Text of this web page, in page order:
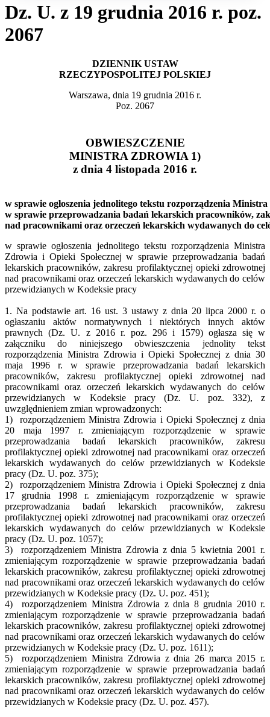
Dz. U. z 19 grudnia 2016 r. poz.
2067
DZIENNIK USTAW
RZECZYPOSPOLITEJ POLSKIEJ
Warszawa, dnia 19 grudnia 2016 r.
Poz. 2067
OBWIESZCZENIE
MINISTRA ZDROWIA 1)
z dnia 4 listopada 2016 r.
w sprawie ogłoszenia jednolitego tekstu rozporządzenia
w sprawie przeprowadzania badań lekarskich pracowników,
nad pracownikami oraz orzeczeń lekarskich wydawanych do
w sprawie ogłoszenia jednolitego tekstu rozporządzenia Ministra
Zdrowia i Opieki Społecznej w sprawie przeprowadzania badań
lekarskich pracowników, zakresu profilaktycznej opieki zdrowotnej
nad pracownikami oraz orzeczeń lekarskich wydawanych do celów
przewidzianych w Kodeksie pracy
1. Na podstawie art. 16 ust. 3 ustawy z dnia 20 lipca 2000 r. o
ogłaszaniu aktów normatywnych i niektórych innych aktów
prawnych (Dz. U. z 2016 r. poz. 296 i 1579) ogłasza się w
załączniku do niniejszego obwieszczenia jednolity tekst
rozporządzenia Ministra Zdrowia i Opieki Społecznej z dnia 30
maja 1996 r. w sprawie przeprowadzania badań lekarskich
pracowników, zakresu profilaktycznej opieki zdrowotnej nad
pracownikami oraz orzeczeń lekarskich wydawanych do celów
przewidzianych w Kodeksie pracy (Dz. U. poz. 332), z
uwzględnieniem zmian wprowadzonych:
1) rozporządzeniem Ministra Zdrowia i Opieki Społecznej z dnia
20 maja 1997 r. zmieniającym rozporządzenie w sprawie
przeprowadzania badań lekarskich pracowników, zakresu
profilaktycznej opieki zdrowotnej nad pracownikami oraz orzeczeń
lekarskich wydawanych do celów przewidzianych w Kodeksie
pracy (Dz. U. poz. 375);
2) rozporządzeniem Ministra Zdrowia i Opieki Społecznej z dnia
17 grudnia 1998 r. zmieniającym rozporządzenie w sprawie
przeprowadzania badań lekarskich pracowników, zakresu
profilaktycznej opieki zdrowotnej nad pracownikami oraz orzeczeń
lekarskich wydawanych do celów przewidzianych w Kodeksie
pracy (Dz. U. poz. 1057);
3) rozporządzeniem Ministra Zdrowia z dnia 5 kwietnia 2001 r.
zmieniającym rozporządzenie w sprawie przeprowadzania badań
lekarskich pracowników, zakresu profilaktycznej opieki zdrowotnej
nad pracownikami oraz orzeczeń lekarskich wydawanych do celów
przewidzianych w Kodeksie pracy (Dz. U. poz. 451);
4) rozporządzeniem Ministra Zdrowia z dnia 8 grudnia 2010 r.
zmieniającym rozporządzenie w sprawie przeprowadzania badań
lekarskich pracowników, zakresu profilaktycznej opieki zdrowotnej
nad pracownikami oraz orzeczeń lekarskich wydawanych do celów
przewidzianych w Kodeksie pracy (Dz. U. poz. 1611);
5) rozporządzeniem Ministra Zdrowia z dnia 26 marca 2015 r.
zmieniającym rozporządzenie w sprawie przeprowadzania badań
lekarskich pracowników, zakresu profilaktycznej opieki zdrowotnej
nad pracownikami oraz orzeczeń lekarskich wydawanych do celów
przewidzianych w Kodeksie pracy (Dz. U. poz. 457).